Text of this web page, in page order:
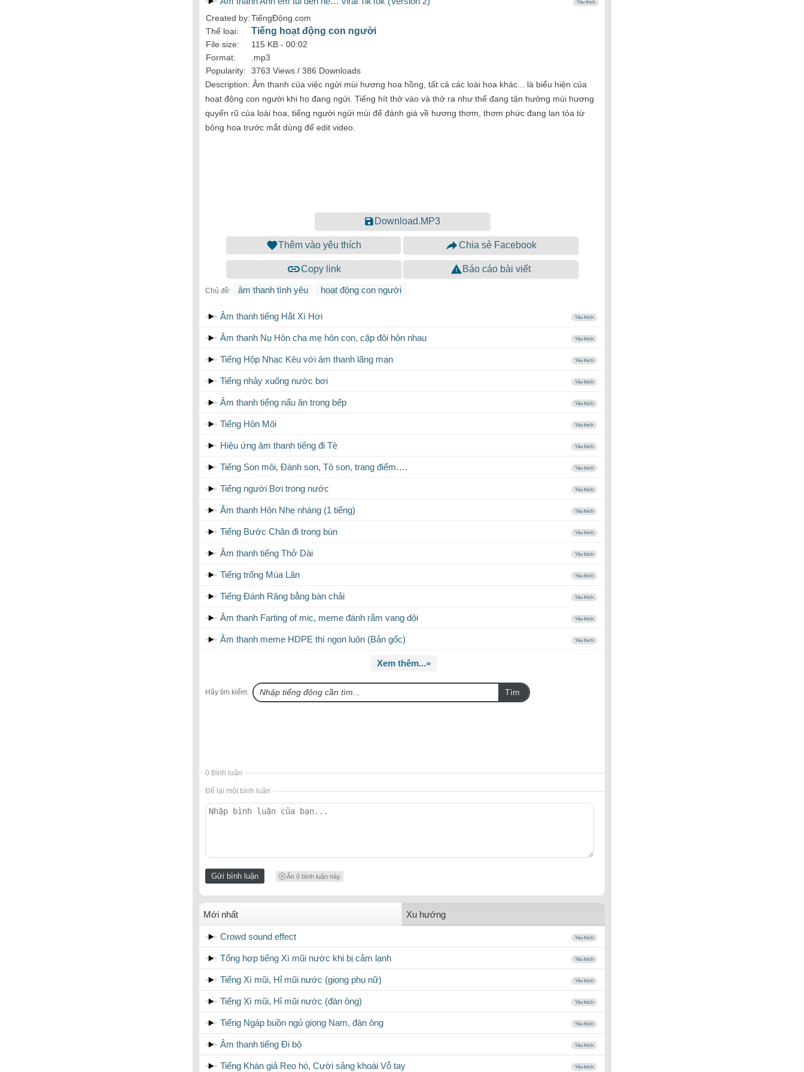
Yêu thích
Created by:TiếngĐộng.com
Thể loại:
Tiếng hoạt động con người
File size: 115 KB - 00:02
Format:
.mp3
Popularity:
3763 Views / 386 Downloads
Description: Âm thanh của việc ngửi mùi hương hoa hồng, tất cả các loài hoa khác... là biểu hiện của
hoạt động con người khi họ đang ngửi. Tiếng hít thở vào và thở ra như thể đang tận hưởng mùi hương
quyến rũ của loài hoa, tiếng người ngửi mùi để đánh giá về hương thơm, thơm phức đang lan tỏa từ
bông hoa trước mắt dùng để edit video.
Download.MP3
Thêm vào yêu thích Chia sẻ Facebook
Copy link Báo cáo bài viết
Chủ đề: âm thanh tình yêu hoạt động con người
Âm thanh tiếng Hắt Xì Hơi Yêu thích
Âm thanh Nụ Hôn cha mẹ hôn con, cặp đôi hôn nhau Yêu thích
Tiếng Hộp Nhạc Kêu với âm thanh lãng mạn Yêu thích
Tiếng nhảy xuống nước bơi Yêu thích
Âm thanh tiếng nấu ăn trong bếp Yêu thích
Tiếng Hôn Môi Yêu thích
Hiệu ứng âm thanh tiếng đi Tè Yêu thích
Tiếng Son môi, Đánh son, Tô son, trang điểm…. Yêu thích
Tiếng người Bơi trong nước Yêu thích
Âm thanh Hôn Nhẹ nhàng (1 tiếng) Yêu thích
Tiếng Bước Chân đi trong bùn Yêu thích
Âm thanh tiếng Thở Dài Yêu thích
Tiếng trống Múa Lân Yêu thích
Tiếng Đánh Răng bằng bàn chải Yêu thích
Âm thanh Farting of mic, meme đánh rắm vang dội Yêu thích
Âm thanh meme HDPE thì ngon luôn (Bản gốc) Yêu thích
Xem thêm...»
Hãy tìm kiếm: Tìm
0 Bình luận
Để lại một bình luận
Ẩn ô bình luận này
Mới nhất Xu hướng
Crowd sound effect Yêu thích
Tổng hợp tiếng Xì mũi nước khi bị cảm lạnh Yêu thích
Tiếng Xì mũi, Hỉ mũi nước (giọng phụ nữ) Yêu thích
Tiếng Xì mũi, Hỉ mũi nước (đàn ông) Yêu thích
Tiếng Ngáp buồn ngủ giọng Nam, đàn ông Yêu thích
Âm thanh tiếng Đi bộ Yêu thích
Tiếng Khán giả Reo hò, Cười sảng khoái Vỗ tay Yêu thích